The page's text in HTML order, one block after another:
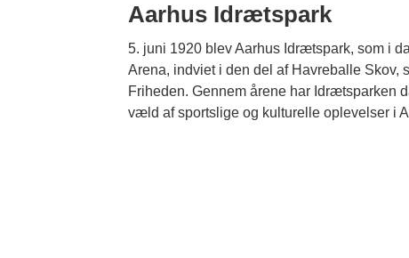
Aarhus Idrætspark
5. juni 1920 blev Aarhus Idrætspark, som i
Arena, indviet i den del af Havreballe Skov,
Friheden. Gennem årene har Idrætsparken
væld af sportslige og kulturelle oplevelser i